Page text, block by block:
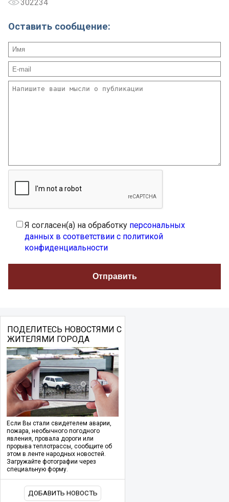
302234
Оставить сообщение:
Я согласен(а) на обработку персональных
данных в соответствии с политикой
конфиденциальности
ПОДЕЛИТЕСЬ НОВОСТЯМИ С
ЖИТЕЛЯМИ ГОРОДА
Если Вы стали свидетелем аварии,
пожара, необычного погодного
явления, провала дороги или
прорыва теплотрассы, сообщите об
этом в ленте народных новостей.
Загружайте фотографии через
специальную форму.
ДОБАВИТЬ НОВОСТЬ